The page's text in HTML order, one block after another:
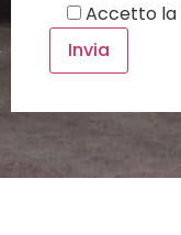
Accetto la